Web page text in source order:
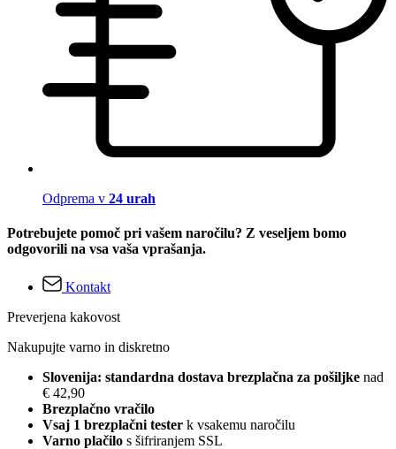
Odprema v 24 urah
Potrebujete pomoč pri vašem naročilu? Z veseljem bomo
odgovorili na vsa vaša vprašanja.
Kontakt
Preverjena kakovost
Nakupujte varno in diskretno
Slovenija: standardna dostava brezplačna za pošiljke nad
€ 42,90
Brezplačno vračilo
Vsaj 1 brezplačni tester k vsakemu naročilu
Varno plačilo s šifriranjem SSL